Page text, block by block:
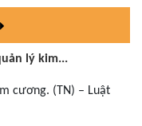
lý kim...
cương. (TN) – Luật